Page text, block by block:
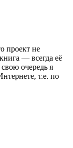
проект не
— всегда её
очередь я
т.е. по